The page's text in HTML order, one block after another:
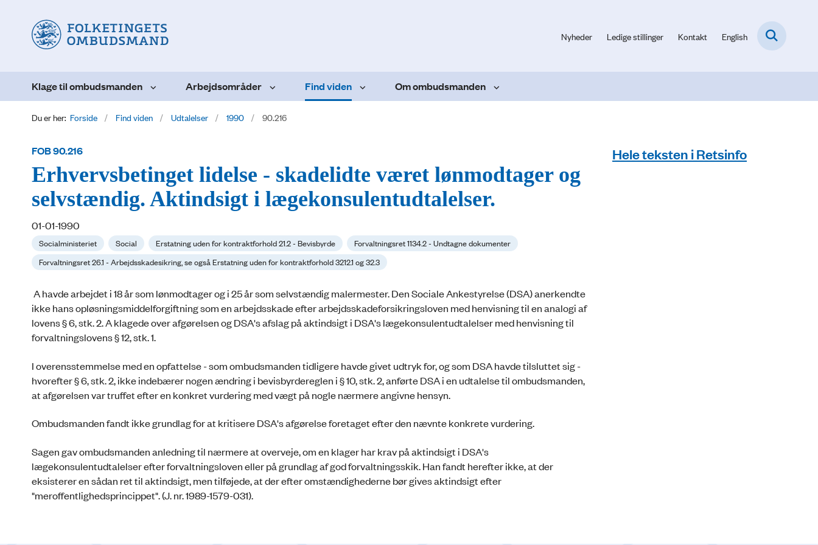
Nyheder Ledige stillinger Kontakt English
Klage til ombudsmanden Arbejdsområder Find viden Om ombudsmanden
Du er her: Forside Find viden Udtalelser 1990 90.216
FOB 90.216
Erhvervsbetinget lidelse - skadelidte været lønmodtager og
selvstændig. Aktindsigt i lægekonsulentudtalelser.
01-01-1990
Socialministeriet Social Erstatning uden for kontraktforhold 21.2 - Bevisbyrde
Forvaltningsret 1134.2 - Undtagne dokumenter
Forvaltningsret 26.1 - Arbejdsskadesikring, se også Erstatning uden for kontraktforhold 3212.1 og 32.3
A havde arbejdet i 18 år som lønmodtager og i 25 år som selvstændig malermester. Den Sociale Ankestyrelse (DSA) anerkendte
ikke hans opløsningsmiddelforgiftning som en arbejdsskade efter arbejdsskadeforsikringsloven med henvisning til en analogi af
lovens § 6, stk. 2. A klagede over afgørelsen og DSA's afslag på aktindsigt i DSA's lægekonsulentudtalelser med henvisning til
forvaltningslovens § 12, stk. 1.
I overensstemmelse med en opfattelse - som ombudsmanden tidligere havde givet udtryk for, og som DSA havde tilsluttet sig -
hvorefter § 6, stk. 2, ikke indebærer nogen ændring i bevisbyrdereglen i § 10, stk. 2, anførte DSA i en udtalelse til ombudsmanden,
at afgørelsen var truffet efter en konkret vurdering med vægt på nogle nærmere angivne hensyn.
Ombudsmanden fandt ikke grundlag for at kritisere DSA's afgørelse foretaget efter den nævnte konkrete vurdering.
Sagen gav ombudsmanden anledning til nærmere at overveje, om en klager har krav på aktindsigt i DSA's
lægekonsulentudtalelser efter forvaltningsloven eller på grundlag af god forvaltningsskik. Han fandt herefter ikke, at der
eksisterer en sådan ret til aktindsigt, men tilføjede, at der efter omstændighederne bør gives aktindsigt efter
"meroffentlighedsprincippet". (J. nr. 1989-1579-031).
Hele teksten i Retsinfo